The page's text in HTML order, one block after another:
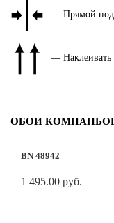
— Прямой
— Наклеивать
ОБОИ
BN 48942
1 495.00 руб.